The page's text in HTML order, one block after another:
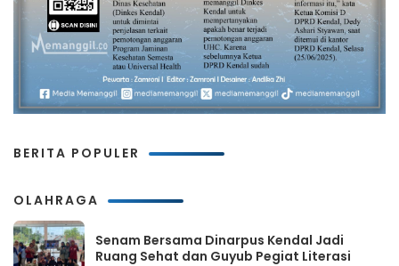
BERITA POPULER
OLAHRAGA
Senam Bersama Dinarpus Kendal Jadi
Ruang Sehat dan Guyub Pegiat Literasi